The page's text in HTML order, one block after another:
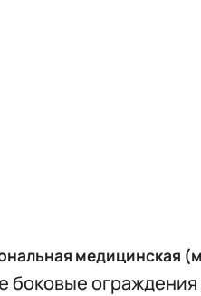
медицинская
боковые